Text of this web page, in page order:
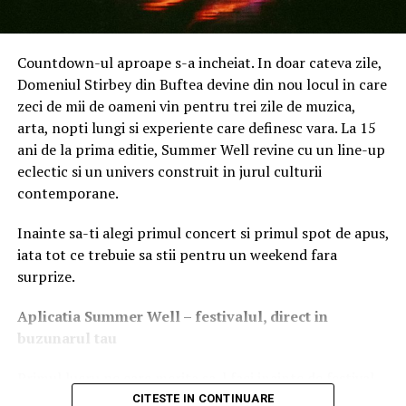
Colecția BASTUA pune în evidență imprimeuri frumoase
unei saune, marcând prima dată când Marimekko a creat
un set de imprimeuri gândite exclusiv pentru o
colaborare cu un brand. Misiunea Marimekko este de a
bucurie în viața de zi cu zi a acestora prin culori și
rubarbă, care uneori cresc în preajma clădirilor cu saune
Countdown-ul aproape s-a incheiat. In doar cateva zile,
Domeniul Stirbey din Buftea devine din nou locul in care
zeci de mii de oameni vin pentru trei zile de muzica,
arta, nopti lungi si experiente care definesc vara. La 15
ani de la prima editie, Summer Well revine cu un line-up
eclectic si un univers construit in jurul culturii
contemporane.
Inainte sa-ti alegi primul concert si primul spot de apus,
iata tot ce trebuie sa stii pentru un weekend fara
surprize.
Aplicatia Summer Well– festivalul, direct in
buzunarul tau
este sa descarci aplicatia Summer Well, disponibila in
CITESTE IN CONTINUARE